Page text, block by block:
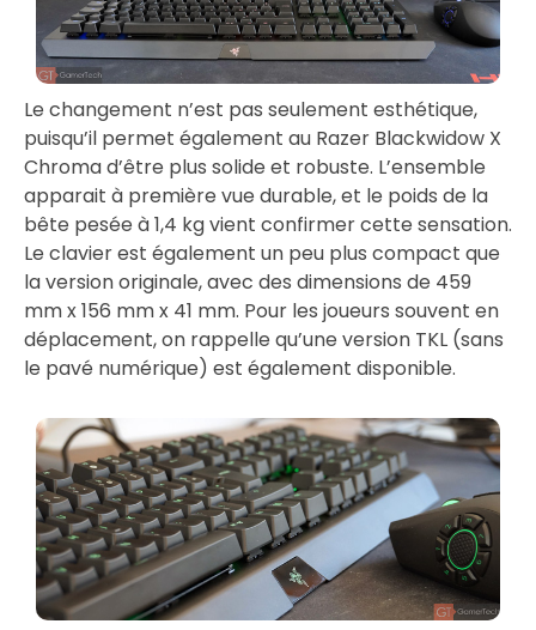
Le changement n’est pas seulement esthétique,
puisqu’il permet également au Razer Blackwidow X
Chroma d’être plus solide et robuste. L’ensemble
apparait à première vue durable, et le poids de la
bête pesée à 1,4 kg vient confirmer cette sensation.
Le clavier est également un peu plus compact que
la version originale, avec des dimensions de 459
mm x 156 mm x 41 mm. Pour les joueurs souvent en
déplacement, on rappelle qu’une version TKL (sans
le pavé numérique) est également disponible.